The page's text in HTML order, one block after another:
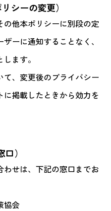
シーの変更）
他本ポリシーに別段の定
ーに通知することなく、
ます。
、変更後のプライバシー
掲載したときから効力を
）
せは、下記の窓口までお
協会